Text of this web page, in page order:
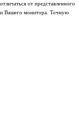
от представленного
Вашего монитора. Точную